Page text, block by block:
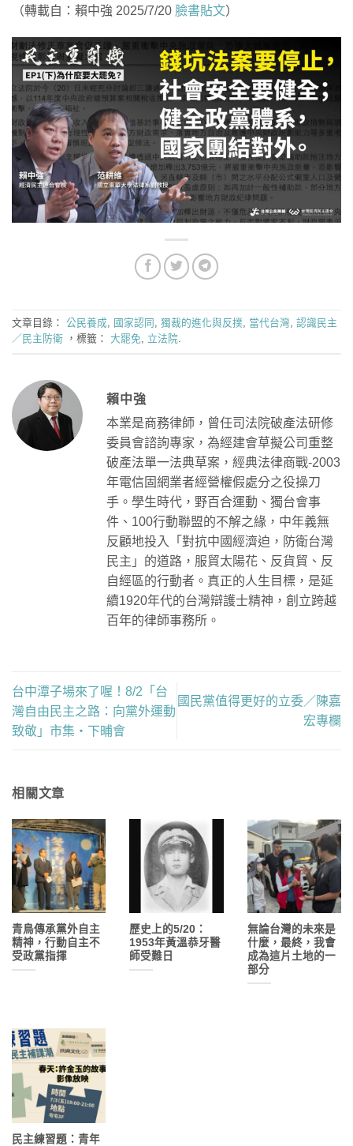
（轉載自：賴中強 2025/7/20 臉書貼文）
文章目錄： 公民養成 國家認同 獨裁的進化與反撲 當代台灣 認識民主
／民主防衛 ，標籤： 大罷免 立法院
賴中強
本業是商務律師，曾任司法院破產法研修
委員會諮詢專家，為經建會草擬公司重整
破產法單一法典草案，經典法律商戰-2003
年電信固網業者經營權假處分之役操刀
手。學生時代，野百合運動、獨台會事
件、100行動聯盟的不解之緣，中年義無
反顧地投入「對抗中國經濟迫，防衛台灣
民主」的道路，服貿太陽花、反貨貿、反
自經區的行動者。真正的人生目標，是延
續1920年代的台灣辯護士精神，創立跨越
百年的律師事務所。
台中潭子場來了喔！8/2「台
灣自由民主之路：向黨外運動
致敬」市集・下晡會
國民黨值得更好的立委／陳嘉
宏專欄
相關文章
青鳥傳承黨外自主
精神，行動自主不
受政黨指揮
歷史上的5/20：
1953年黃溫恭牙醫
師受難日
無論台灣的未來是
什麼，最終，我會
成為這片土地的一
部分
民主練習題：青年